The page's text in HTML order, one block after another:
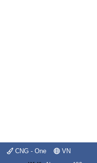
CNG - One VN